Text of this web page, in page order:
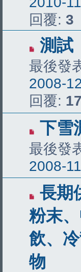
回覆: 3
測試
最後發
2008-
回覆: 17
下雪
最後發
2008-
長期
粉末
飲、
物